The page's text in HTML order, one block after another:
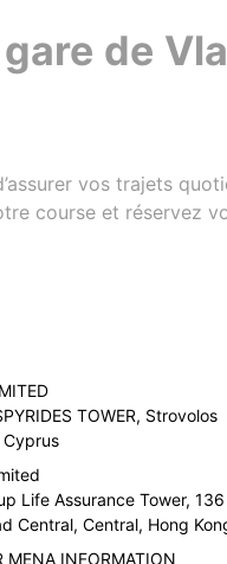
de
vos trajets
course et réservez
TOWER, Strovolos
Life Assurance Tower, 136
Central, Central, Hong
MENA INFORMATION